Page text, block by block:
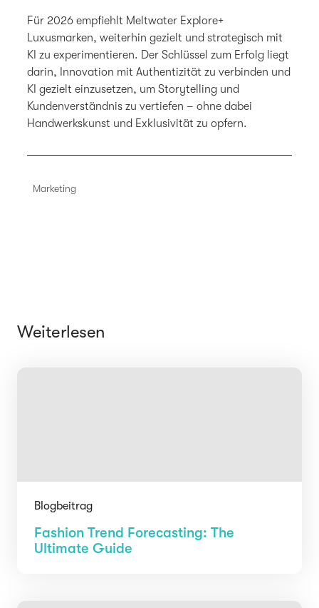
Für 2026 empfiehlt Meltwater Explore+
Luxusmarken, weiterhin gezielt und strategisch mit
KI zu experimentieren. Der Schlüssel zum Erfolg liegt
darin, Innovation mit Authentizität zu verbinden und
KI gezielt einzusetzen, um Storytelling und
Kundenverständnis zu vertiefen – ohne dabei
Handwerkskunst und Exklusivität zu opfern.
Marketing
Weiterlesen
Blogbeitrag
Fashion Trend Forecasting: The
Ultimate Guide